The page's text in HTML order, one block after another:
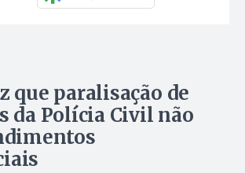
que paralisação de
da Polícia Civil não